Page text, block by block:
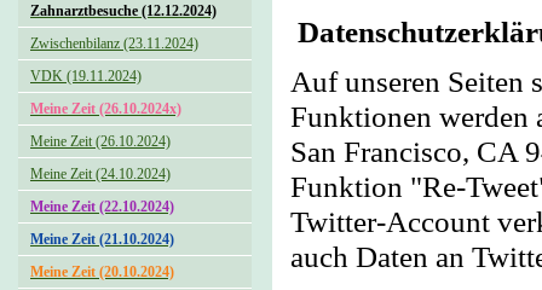
Zahnarztbesuche (12.12.2024)
Zwischenbilanz (23.11.2024)
VDK (19.11.2024)
Meine Zeit (26.10.2024x)
Meine Zeit (26.10.2024)
Meine Zeit (24.10.2024)
Meine Zeit (22.10.2024)
Meine Zeit (21.10.2024)
Meine Zeit (20.10.2024)
Auf unseren Seiten
Funktionen werden
San Francisco, CA
Funktion "Re-
Twitter-Account
auch Daten an